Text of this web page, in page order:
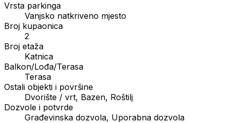
Vrsta parkinga
Vanjsko natkriveno mjesto
Broj kupaonica
2
Broj etaža
Katnica
Balkon/Lođa/Terasa
Terasa
Ostali objekti i površine
Dvorište / vrt, Bazen, Roštilj
Dozvole i potvrde
Građevinska dozvola, Uporabna dozvola